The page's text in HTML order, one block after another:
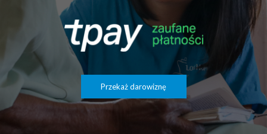
Przekaż darowiznę